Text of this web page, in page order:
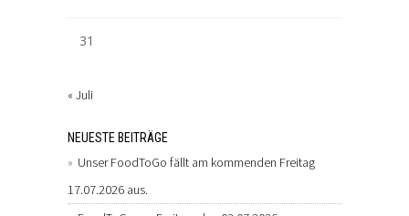
31
« Juli
NEUESTE BEITRÄGE
Unser FoodToGo fällt am kommenden Freitag
17.07.2026 aus.